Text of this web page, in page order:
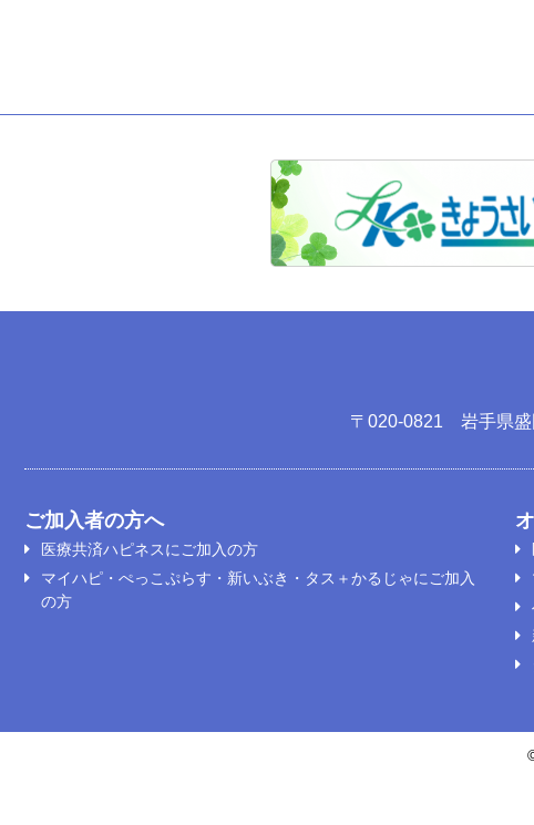
〒020-0821 岩手県盛
ご加入者の方へ
医療共済ハピネスにご加入の方
マイハピ・ぺっこぷらす・新いぶき・タス＋かるじゃにご加入
の方